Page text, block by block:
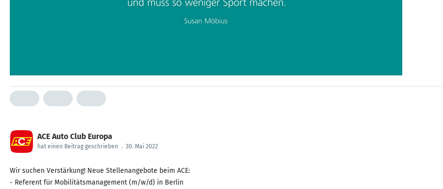
ACE Auto Club Europa
hat einen Beitrag geschrieben . 30. Mai 2022
Wir suchen Verstärkung! Neue Stellenangebote beim ACE:
- Referent für Mobilitätsmanagement (m/w/d) in Berlin